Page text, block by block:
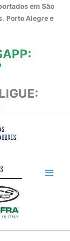
em São
, Porto Alegre e